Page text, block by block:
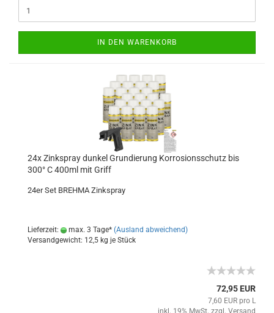
IN DEN WARENKORB
24x Zinkspray dunkel Grundierung Korrosionsschutz bis
300° C 400ml mit Griff
24er Set BREHMA Zinkspray
Lieferzeit: max. 3 Tage* (Ausland abweichend)
Versandgewicht: 12,5 kg je Stück
72,95 EUR
7,60 EUR pro L
inkl. 19% MwSt. zzgl. Versand